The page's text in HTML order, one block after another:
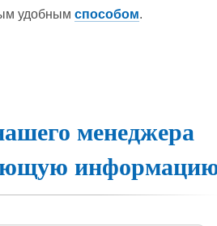
удоб­ным спо­со­бом.
менеджера